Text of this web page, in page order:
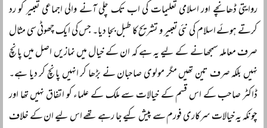
روایتی ڈھانچے اور اسلامی تعلیمات کی اب تک چلی آنے والی اجماعی تعبیر کو رد
کرتے ہوئے اسلام کی نئی تعبیر و تشریح کا طبل بجا دیا۔ جس کی ایک چھوٹی سی مثال
صرف معاملہ سمجھانے کے لیے یہ ہے کہ ان کے خیال میں نمازیں اصل میں پانچ
نہیں بلکہ صرف تین تھیں مگر مولوی صاحبان نے بڑھا کر انہیں پانچ کر دیا ہے۔
ڈاکٹر صاحب کے اس قسم کے خیالات سے ملک کے علماء کو اتفاق نہیں تھا اور
چونکہ یہ خیالات سرکاری فورم سے پیش کیے جا رہے تھے اس لیے ان کے خلاف